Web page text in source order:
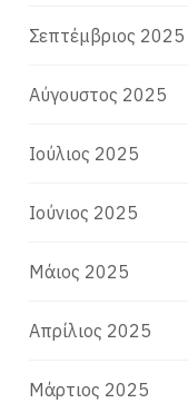
Σεπτέμβριος 2025
Αύγουστος 2025
Ιούλιος 2025
Ιούνιος 2025
Μάιος 2025
Απρίλιος 2025
Μάρτιος 2025